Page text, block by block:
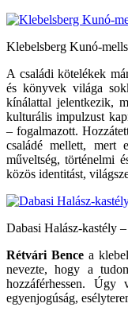
Klebelsberg Kunó-
A családi kötelékek
és könyvek világa
kínálattal jelentkezik,
kulturális impulzust
– fogalmazott.
családé mellett, mert
műveltség, történelmi
közös identitást,
Dabasi Halász-kastély
Rétvári Bence a
nevezte, hogy a
hozzáférhessen. Úgy
egyenjogúság,